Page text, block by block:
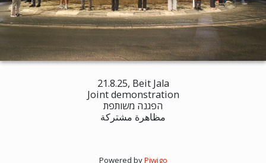
21.8.25, Beit Jala
Joint demonstration
הפגנה משותפת
مظاهرة مشتركة
Powered byPiwigo